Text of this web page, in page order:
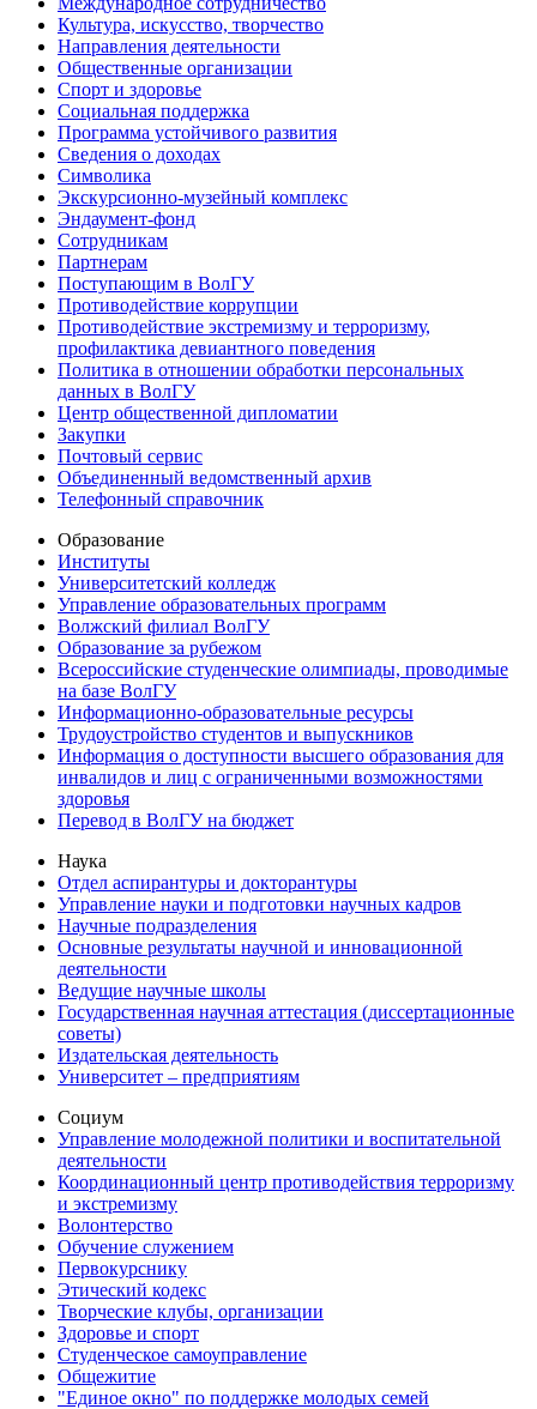
Культура, искусство, творчество
Направления деятельности
Общественные организации
Спорт и здоровье
Социальная поддержка
Программа устойчивого развития
Сведения о доходах
Символика
Экскурсионно-музейный комплекс
Эндаумент-фонд
Сотрудникам
Партнерам
Поступающим в ВолГУ
Противодействие коррупции
Противодействие экстремизму и терроризму,
профилактика девиантного поведения
Политика в отношении обработки персональных
данных в ВолГУ
Центр общественной дипломатии
Закупки
Почтовый сервис
Объединенный ведомственный архив
Телефонный справочник
Образование
Институты
Университетский колледж
Управление образовательных программ
Волжский филиал ВолГУ
Образование за рубежом
Всероссийские студенческие олимпиады, проводимые
на базе ВолГУ
Информационно-образовательные ресурсы
Трудоустройство студентов и выпускников
Информация о доступности высшего образования для
инвалидов и лиц с ограниченными возможностями
здоровья
Перевод в ВолГУ на бюджет
Наука
Отдел аспирантуры и докторантуры
Управление науки и подготовки научных кадров
Научные подразделения
Основные результаты научной и инновационной
деятельности
Ведущие научные школы
Государственная научная аттестация (диссертационные
советы)
Издательская деятельность
Университет – предприятиям
Социум
Управление молодежной политики и воспитательной
деятельности
Координационный центр противодействия терроризму
и экстремизму
Волонтерство
Обучение служением
Первокурснику
Этический кодекс
Творческие клубы, организации
Здоровье и спорт
Студенческое самоуправление
Общежитие
"Единое окно" по поддержке молодых семей